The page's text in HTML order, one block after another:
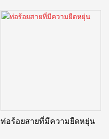
ท่อร้อยสายที่มีความยืดหยุ่น